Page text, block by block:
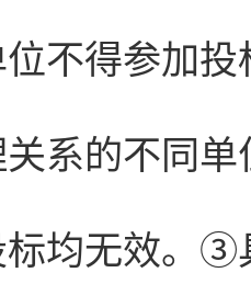
位不得参加
系的不同
标均无效。③